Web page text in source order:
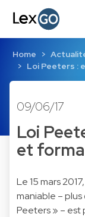
Home
Loi Peeters :
09/06/17
Loi
et
Le 15 mars
maniable –
Peeters » – est